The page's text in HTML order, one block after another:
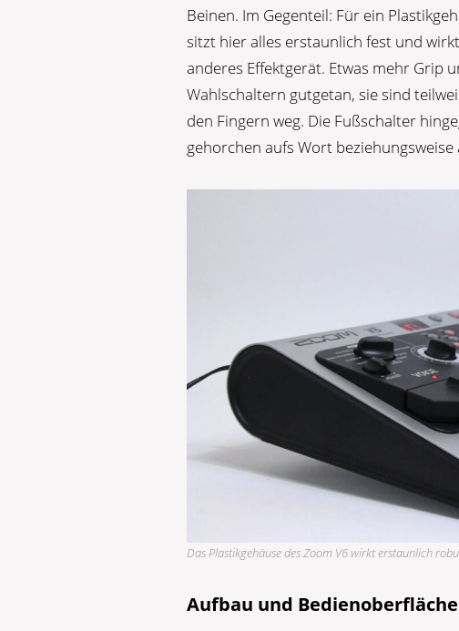
Beinen. Im Gegenteil: Für ein
sitzt hier alles erstaunlich fest und
anderes Effektgerät. Etwas mehr Grip
Wahlschaltern gutgetan, sie sind
den Fingern weg. Die Fußschalter
gehorchen aufs Wort
Das Plastikgehäuse des Zoom V6 wirkt erstaunlich
Aufbau und Bedienoberfläche